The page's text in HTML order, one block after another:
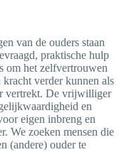
van de ouders staan
praktische hulp
om het zelfvertrouwen
verder kunnen als
vertrekt. De vrijwilliger
en
eigen inbreng en
We zoeken mensen die
(andere) ouder te